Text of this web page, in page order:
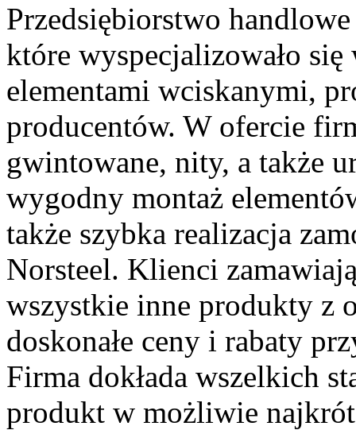
Przedsiębiorstwo
które wyspecjalizowało
elementami wciskanymi,
producentów. W ofercie
gwintowane, nity, a także
wygodny montaż
także szybka realizacja
Norsteel. Klienci
wszystkie inne produkty z
doskonałe ceny i rabaty
Firma dokłada wszelkich
produkt w możliwie